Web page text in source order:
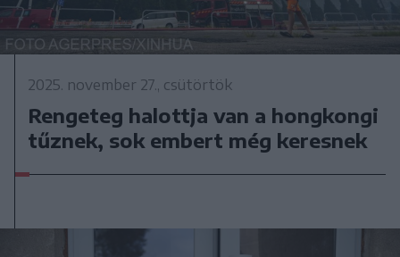
2025. november 27., csütörtök
Rengeteg halottja van a hongkongi
tűznek, sok embert még keresnek